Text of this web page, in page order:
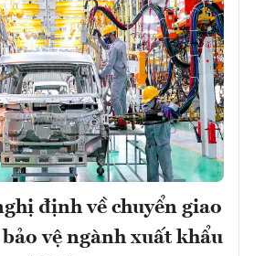
định về chuyển giao
vệ ngành xuất khẩu